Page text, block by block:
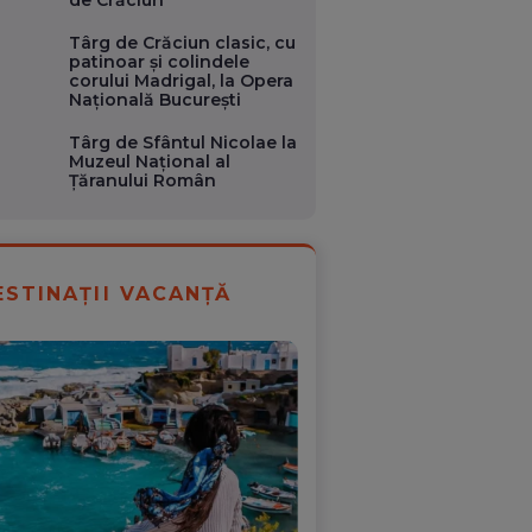
Târg de Crăciun clasic, cu
patinoar și colindele
corului Madrigal, la Opera
Națională București
Târg de Sfântul Nicolae la
Muzeul Național al
Țăranului Român
VACANȚĂ